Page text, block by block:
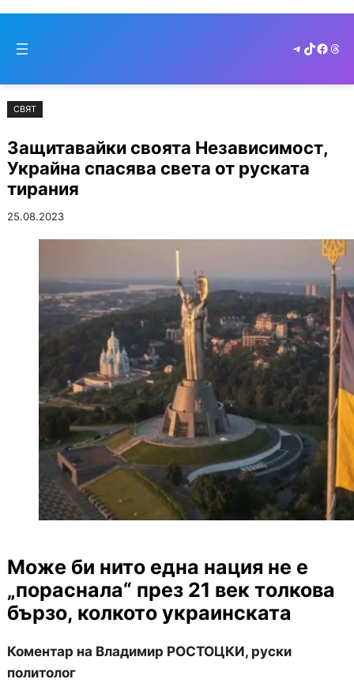
съдържанието
to
Telegram
TikTok
СВЯТ
Защитавайки своята Независимост,
Украйна спасява света от руската
тирания
25.08.2023
Може би нито една нация не е
„пораснала“ през 21 век толкова
бързо, колкото украинската
Коментар на Владимир РОСТОЦКИ, руски
политолог